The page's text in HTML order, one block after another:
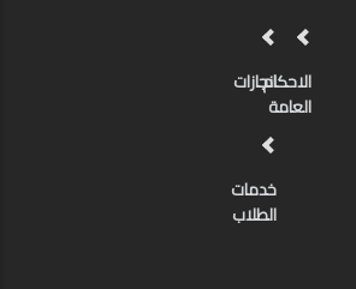
الاحكام
العامة
انجازات
خدمات
الطلاب